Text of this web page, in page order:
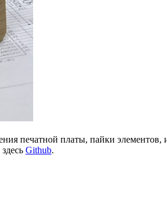
печатной платы, пайки
Github.